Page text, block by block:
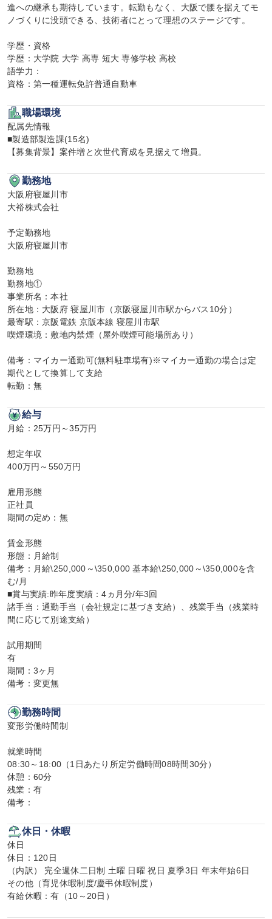
進への継承も期待しています。転勤もなく、大阪で腰を据えてモ
ノづくりに没頭できる、技術者にとって理想のステージです。
学歴・資格
学歴：大学院 大学 高専 短大 専修学校 高校
語学力：
資格：第一種運転免許普通自動車
職場環境
配属先情報
■製造部製造課(15名)
【募集背景】案件増と次世代育成を見据えて増員。
勤務地
大阪府寝屋川市
大裕株式会社
予定勤務地
大阪府寝屋川市
勤務地
勤務地①
事業所名：本社
所在地：大阪府 寝屋川市（京阪寝屋川市駅からバス10分）
最寄駅：京阪電鉄 京阪本線 寝屋川市駅
喫煙環境：敷地内禁煙（屋外喫煙可能場所あり）
備考：マイカー通勤可(無料駐車場有)※マイカー通勤の場合は定
期代として換算して支給
転勤：無
給与
月給：25万円～35万円
想定年収
400万円～550万円
雇用形態
正社員
期間の定め：無
賃金形態
形態：月給制
備考：月給\250,000～\350,000 基本給\250,000～\350,000を含
む/月
■賞与実績:昨年度実績：4ヵ月分/年3回
諸手当：通勤手当（会社規定に基づき支給）、残業手当（残業時
間に応じて別途支給）
試用期間
有
期間：3ヶ月
備考：変更無
勤務時間
変形労働時間制
就業時間
08:30～18:00（1日あたり所定労働時間08時間30分）
休憩：60分
残業：有
備考：
休日・休暇
休日
休日：120日
（内訳） 完全週休二日制 土曜 日曜 祝日 夏季3日 年末年始6日
その他（育児休暇制度/慶弔休暇制度）
有給休暇：有（10～20日）